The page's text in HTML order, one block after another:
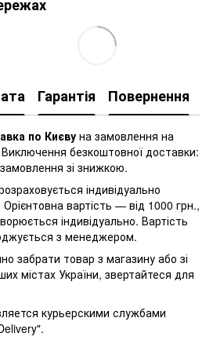
Гарантія Повернення
по Києву на замовлення на
безкоштовної доставки:
зі знижкою.
індивідуально
вартість — від 1000 грн.,
індивідуально. Вартість
з менеджером.
забрати товар з магазину або зі
містах України, звертайтеся для
курьерскими службами